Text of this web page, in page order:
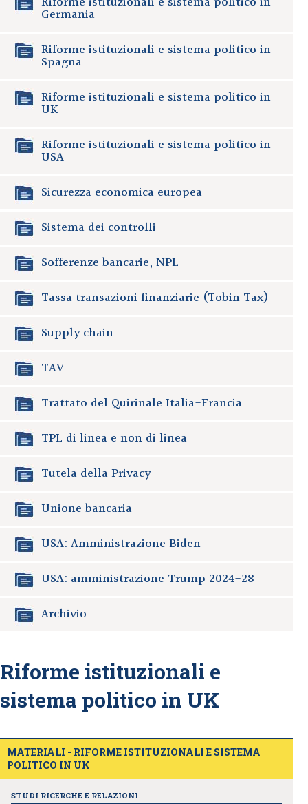
Germania
Riforme istituzionali e sistema politico in
Spagna
Riforme istituzionali e sistema politico in
UK
Riforme istituzionali e sistema politico in
USA
Sicurezza economica europea
Sistema dei controlli
Sofferenze bancarie, NPL
Tassa transazioni finanziarie (Tobin Tax)
Supply chain
TAV
Trattato del Quirinale Italia-Francia
TPL di linea e non di linea
Tutela della Privacy
Unione bancaria
USA: Amministrazione Biden
USA: amministrazione Trump 2024-28
Archivio
Riforme istituzionali e
sistema politico in UK
MATERIALI - RIFORME ISTITUZIONALI E SISTEMA
POLITICO IN UK
STUDI RICERCHE E RELAZIONI